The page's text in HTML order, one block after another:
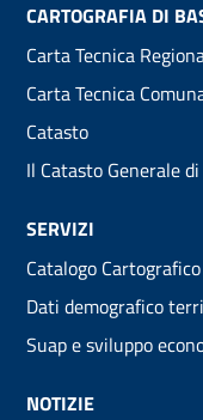
CARTOGRAFIA DI
Carta Tecnica
Carta Tecnica
Catasto
Il Catasto Generale
SERVIZI
Catalogo Cartografico
Dati demografico
Suap e sviluppo
NOTIZIE